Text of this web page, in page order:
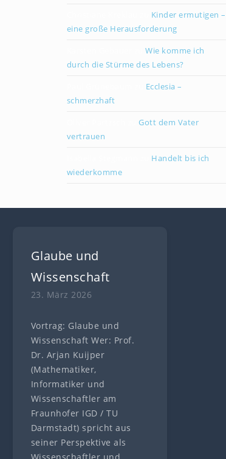
Kinder ermutigen –
eine große Herausforderung
zuWie komme ich
durch die Stürme des Lebens?
Ecclesia –
schmerzhaft
zuGott dem Vater
vertrauen
Handelt bis ich
wiederkomme
Glaube und
Wissenschaft
23. März 2026
Vortrag: Glaube und
Wissenschaft Wer: Prof.
Dr. Arjan Kuijper
(Mathematiker,
Informatiker und
Wissenschaftler am
Fraunhofer IGD / TU
Darmstadt) spricht aus
seiner Perspektive als